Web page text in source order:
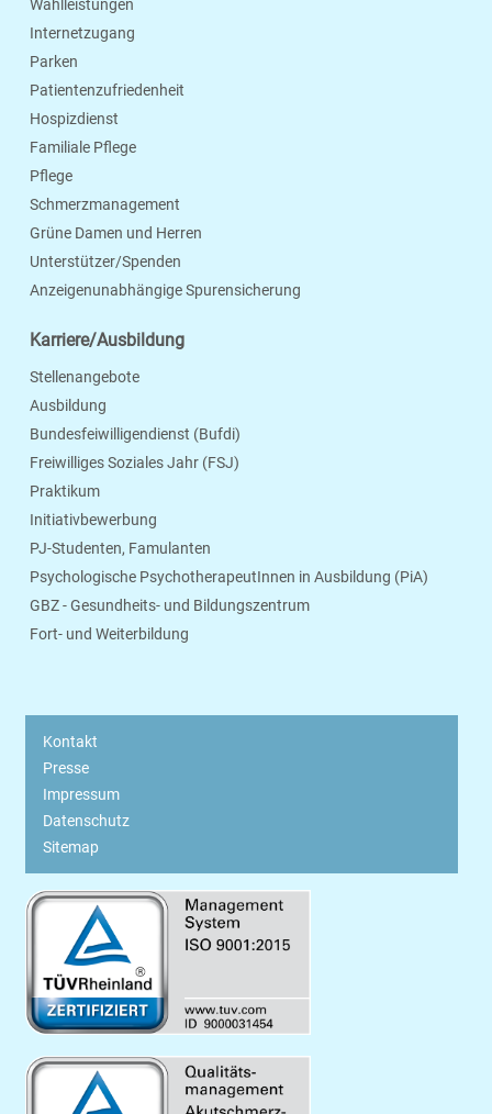
Wahlleistungen
Internetzugang
Parken
Patientenzufriedenheit
Hospizdienst
Familiale Pflege
Pflege
Schmerzmanagement
Grüne Damen und Herren
Unterstützer/Spenden
Anzeigenunabhängige Spurensicherung
Karriere/Ausbildung
Stellenangebote
Ausbildung
Bundesfeiwilligendienst (Bufdi)
Freiwilliges Soziales Jahr (FSJ)
Praktikum
Initiativbewerbung
PJ-Studenten, Famulanten
Psychologische PsychotherapeutInnen in Ausbildung (PiA)
GBZ - Gesundheits- und Bildungszentrum
Fort- und Weiterbildung
Kontakt
Presse
Impressum
Datenschutz
Sitemap